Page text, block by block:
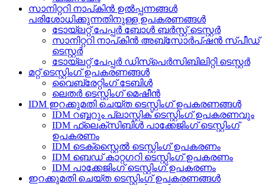
സാനിറ്ററി നാപ്കിൻ ഉൽപ്പന്നങ്ങൾ
പരിശോധിക്കുന്നതിനുള്ള ഉപകരണങ്ങൾ
ടോയ്‌ലറ്റ് പേപ്പർ ബോൾ ബർസ്റ്റ് ടെസ്റ്റർ
സാനിറ്ററി നാപ്കിൻ അബ്സോർപ്ഷൻ സ്പീഡ്
ടെസ്റ്റർ
ടോയ്‌ലറ്റ് പേപ്പർ ഡിസ്‌പെർസിബിലിറ്റി ടെസ്റ്റർ
മറ്റ് ടെസ്റ്റിംഗ് ഉപകരണങ്ങൾ
വൈബ്രേറ്റിംഗ് ടേബിൾ
ലെതർ ടെസ്റ്റിംഗ് മെഷീൻ
IDM ഇറക്കുമതി ചെയ്ത ടെസ്റ്റിംഗ് ഉപകരണങ്ങൾ
IDM റബ്ബറും പ്ലാസ്റ്റിക് ടെസ്റ്റിംഗ് ഉപകരണവും
IDM ഫ്ലെക്സിബിൾ പാക്കേജിംഗ് ടെസ്റ്റിംഗ്
ഉപകരണം
IDM ടെക്സ്റ്റൈൽ ടെസ്റ്റിംഗ് ഉപകരണം
IDM ബെഡ് കാറ്റഗറി ടെസ്റ്റിംഗ് ഉപകരണം
IDM പാക്കേജിംഗ് ടെസ്റ്റിംഗ് ഉപകരണം
ഇറക്കുമതി ചെയ്ത ടെസ്റ്റിംഗ് ഉപകരണങ്ങൾ